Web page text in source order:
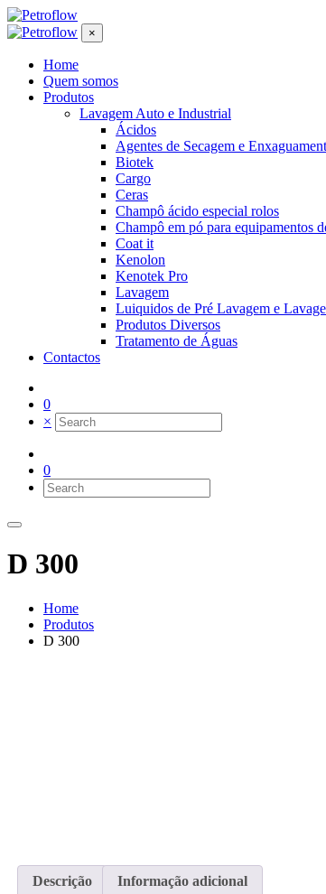
×
Home
Quem somos
Produtos
Lavagem Auto e Industrial
Ácidos
Agentes de Secagem e
Biotek
Cargo
Ceras
Champô ácido especial rolos
Champô em pó para equipamentos
Coat it
Kenolon
Kenotek Pro
Lavagem
Luiquidos de Pré Lavagem e
Produtos Diversos
Tratamento de Águas
Contactos
0
×
0
D 300
Home
Produtos
D 300
Descrição Informação adicional